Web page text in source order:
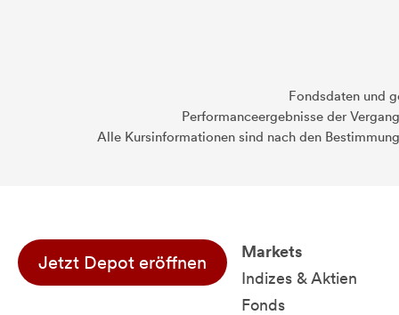
Fondsdaten und
Performanceergebnisse der
Alle Kursinformationen sind nach den
Jetzt Depot eröffnen
Markets
Indizes & Aktien
Fonds